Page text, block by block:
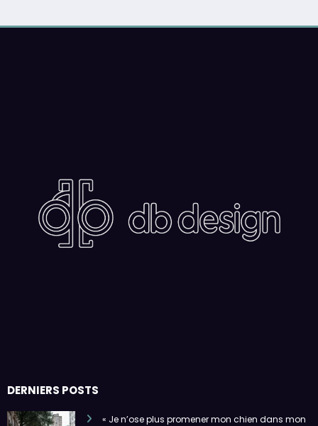
DERNIERS POSTS
« Je n’ose plus promener mon chien dans mon